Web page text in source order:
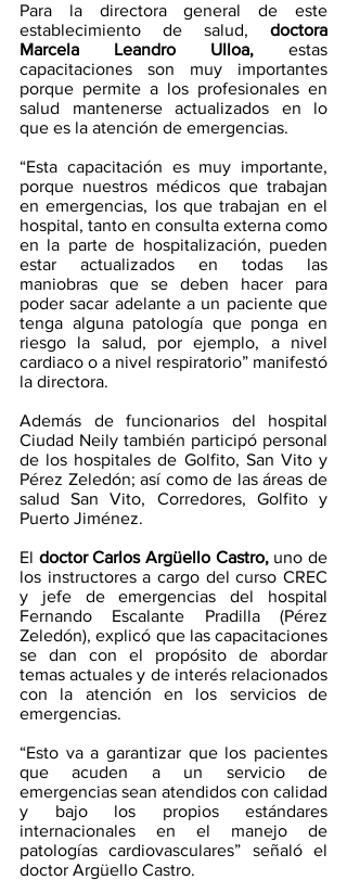
Para la directora general de este
establecimiento de salud, doctora
Marcela Leandro Ulloa, estas
capacitaciones son muy importantes
porque permite a los profesionales en
salud mantenerse actualizados en lo
que es la atención de emergencias.
“Esta capacitación es muy importante,
porque nuestros médicos que trabajan
en emergencias, los que trabajan en el
hospital, tanto en consulta externa como
en la parte de hospitalización, pueden
estar actualizados en todas las
maniobras que se deben hacer para
poder sacar adelante a un paciente que
tenga alguna patología que ponga en
riesgo la salud, por ejemplo, a nivel
cardiaco o a nivel respiratorio” manifestó
la directora.
Además de funcionarios del hospital
Ciudad Neily también participó personal
de los hospitales de Golfito, San Vito y
Pérez Zeledón; así como de las áreas de
salud San Vito, Corredores, Golfito y
Puerto Jiménez.
El doctor Carlos Argüello Castro, uno de
los instructores a cargo del curso CREC
y jefe de emergencias del hospital
Fernando Escalante Pradilla (Pérez
Zeledón), explicó que las capacitaciones
se dan con el propósito de abordar
temas actuales y de interés relacionados
con la atención en los servicios de
emergencias.
“Esto va a garantizar que los pacientes
que acuden a un servicio de
emergencias sean atendidos con calidad
y bajo los propios estándares
internacionales en el manejo de
patologías cardiovasculares” señaló el
doctor Argüello Castro.